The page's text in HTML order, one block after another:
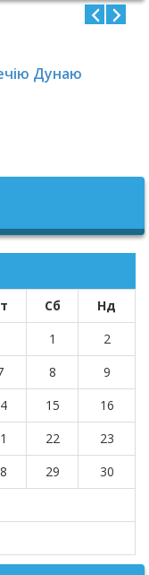
Дунаю
Сб Нд
1
2
8
9
15
16
22
23
29
30